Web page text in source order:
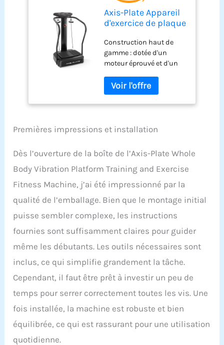
Axis-Plate Appareil
d'exercice de plaque
tout le corps pour la
maison, la salle de
sport, le fitness
Construction haut de
gamme : dotée d'un
moteur éprouvé et d'un
pour supporter jusqu'à
150 kg, cette plaque
vibrante de niveau
commerciale offre 500
et à faible impact pour
tous les niveaux de
remise en forme. La
machine est équipée
pour plus de sécurité
avec une plaque de base
antidérapante
surdimensionnée, un
cordon d'alimentation de
normes américaines et
des pieds en caoutchouc
antidérapants. Vibration
intégrale du corps :
obtenez une stimulation
vibrations du corps
Premières impressions et installation
Dès l’ouverture de la boîte de l’Axis-Plate Whole
Body Vibration Platform Training and Exercise
Fitness Machine, j’ai été impressionné par la
qualité de l’emballage. Bien que le montage initial
puisse sembler complexe, les instructions
fournies sont suffisamment claires pour guider
même les débutants. Les outils nécessaires sont
inclus, ce qui simplifie grandement la tâche.
Cependant, il faut être prêt à investir un peu de
temps pour serrer correctement toutes les vis. Une
fois installée, la machine est robuste et bien
équilibrée, ce qui est rassurant pour une utilisation
quotidienne.